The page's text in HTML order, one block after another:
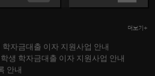
더보기+
자금대출 이자 지원사업 안내
생 학자금대출 이자 지원사업 안내
안내